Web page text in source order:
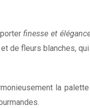
finesse et
de fleurs blanches,
la